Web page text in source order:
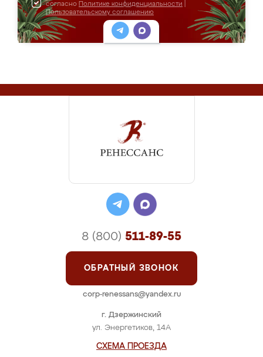
согласно Политике конфиденциальности
Пользовательскому соглашению
г. Дзержинский
ул. Энергетиков, 14А
СХЕМА ПРОЕЗДА
8 (800) 511-89-55
ОБРАТНЫЙ ЗВОНОК
corp-renessans@yandex.ru